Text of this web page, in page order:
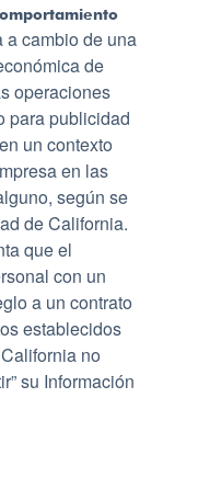
a cambio de una
de
operaciones
para publicidad
un contexto
en las
según se
de California.
que el
con un
a un contrato
establecidos
no
su Información